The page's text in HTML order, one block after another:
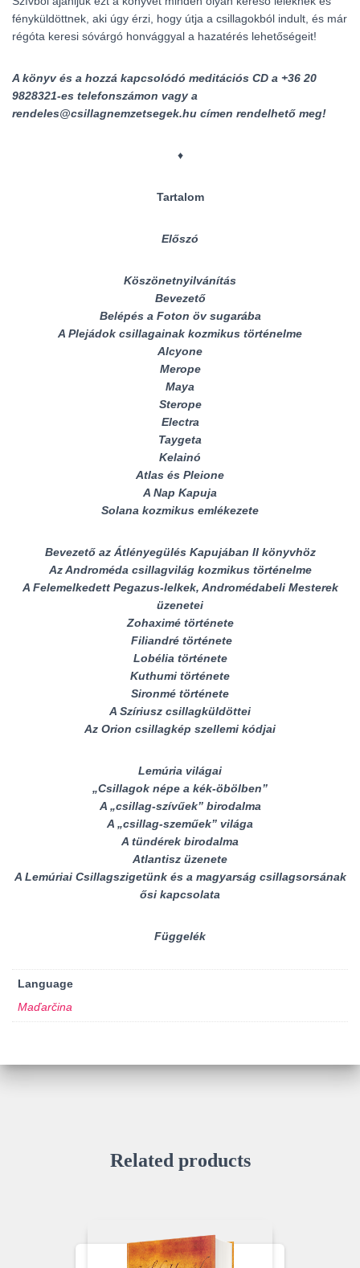
fényküldöttnek, aki úgy érzi, hogy útja a csillagokból indult, és már
régóta keresi sóvárgó honvággyal a hazatérés lehetőségeit!
A könyv és a hozzá kapcsolódó meditációs CD a +36 20
9828321-es telefonszámon vagy a
rendeles@csillagnemzetsegek.hu címen rendelhető meg!
♦
Tartalom
Előszó
Köszönetnyilvánítás
Bevezető
Belépés a Foton öv sugarába
A Plejádok csillagainak kozmikus történelme
Alcyone
Merope
Maya
Sterope
Electra
Taygeta
Kelainó
Atlas és Pleione
A Nap Kapuja
Solana kozmikus emlékezete
Bevezető az Átlényegülés Kapujában II könyvhöz
Az Androméda csillagvilág kozmikus történelme
A Felemelkedett Pegazus-lelkek, Andromédabeli Mesterek
üzenetei
Zohaximé története
Filiandré története
Lobélia története
Kuthumi története
Sironmé története
A Szíriusz csillagküldöttei
Az Orion csillagkép szellemi kódjai
Lemúria világai
„Csillagok népe a kék-öbölben”
A „csillag-szívűek” birodalma
A „csillag-szeműek” világa
A tündérek birodalma
Atlantisz üzenete
A Lemúriai Csillagszigetünk és a magyarság csillagsorsának
ősi kapcsolata
Függelék
Language
Maďarčina
Related products